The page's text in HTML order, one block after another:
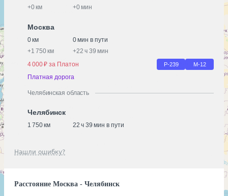
+0 км +0 мин
Москва
0 км
0 мин в пути
+1 750 км +22 ч 39 мин
4 000 ₽ за Платон
Р-239 М-12
Платная дорога
Челябинская область
Челябинск
1 750 км 22 ч 39 мин в пути
Нашли ошибку?
Расстояние Москва - Челябинск